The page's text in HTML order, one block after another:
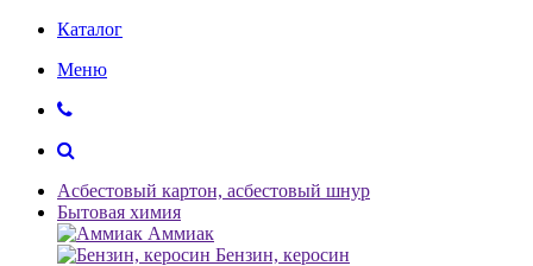
Каталог
Меню
Асбестовый картон, асбестовый шнур
Бытовая химия
Аммиак
Бензин, керосин